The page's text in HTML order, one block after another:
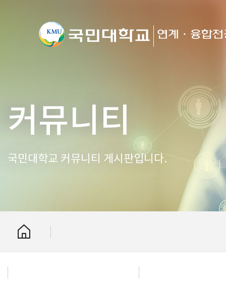
커뮤니티
국민대학교 커뮤니티 게시판입니다.